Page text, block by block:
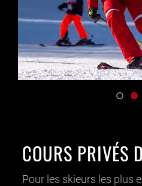
COURS PRIVÉS
Pour les skieurs les plus